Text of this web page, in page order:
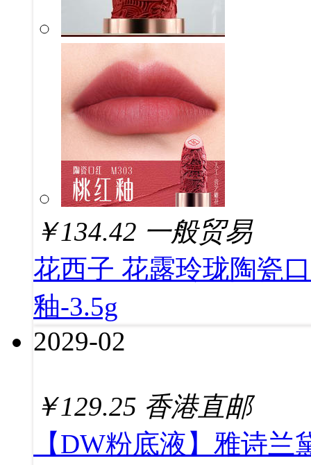
￥134.42 一般贸易
花西子 花露玲珑陶瓷
釉-3.5g
2029-02
￥129.25 香港直邮
【DW粉底液】雅诗